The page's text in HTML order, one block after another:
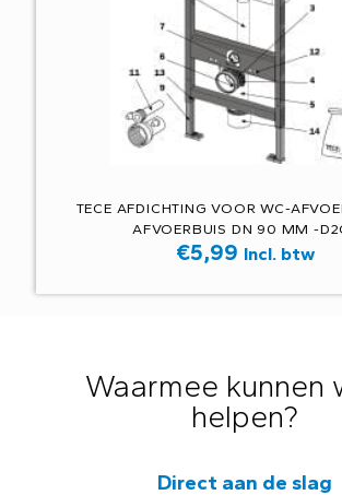
TECE AFDICHTING VOOR WC-
AFVOERBUIS DN 90 MM -
€5,99 Incl. btw
Waarmee kunnen
helpen?
Direct aan de slag